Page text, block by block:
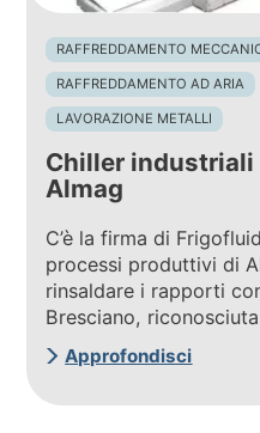
RAFFREDDAMENTO
RAFFREDDAMENTO AD ARIA
LAVORAZIONE METALLI
Chiller industriali
Almag
C’è la firma di
processi produttivi di
rinsaldare i rapporti
Bresciano,
Approfondisci